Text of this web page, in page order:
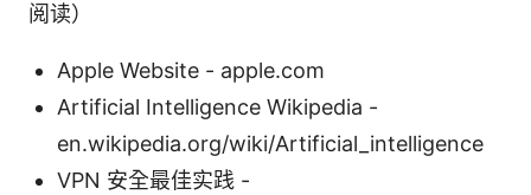
阅读）
Apple Website - apple.com
Artificial Intelligence Wikipedia -
en.wikipedia.org/wiki/Artificial_intelligence
VPN 安全最佳实践 -